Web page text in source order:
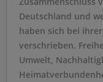
Deutschland und
haben sich bei
verschrieben.
Umwelt,